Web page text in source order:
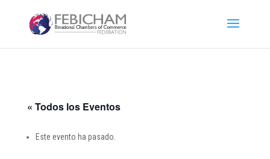
« Todos los Eventos
Este evento ha pasado.